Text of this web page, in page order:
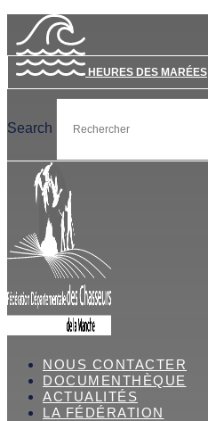
HEURES DES MARÉES
Search
NOUS CONTACTER
DOCUMENTHÈQUE
ACTUALITÉS
LA FÉDÉRATION